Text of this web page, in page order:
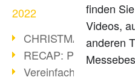
2022
CHRISTMAS 2022
RECAP: PDF Days
Vereinfachung
finden
Videos,
anderen